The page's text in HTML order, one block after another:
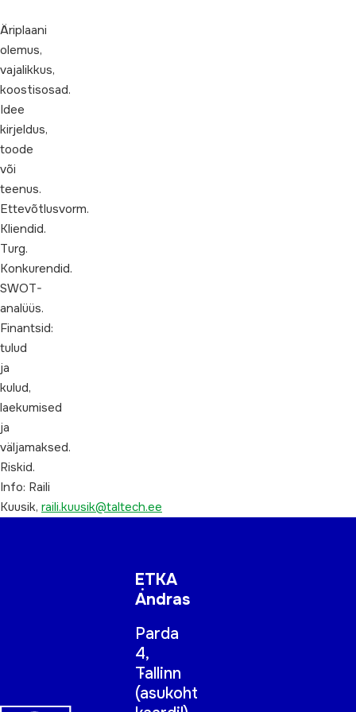
Äriplaani
olemus,
vajalikkus,
koostisosad.
Idee
kirjeldus,
toode
või
teenus.
Ettevõtlusvorm.
Kliendid.
Turg.
Konkurendid.
SWOT-
analüüs.
Finantsid:
tulud
ja
kulud,
laekumised
ja
väljamaksed.
Riskid.
Info: Raili
Kuusik, raili.kuusik@taltech.ee
ETKA
Andras
Parda
4,
Tallinn
(asukoht